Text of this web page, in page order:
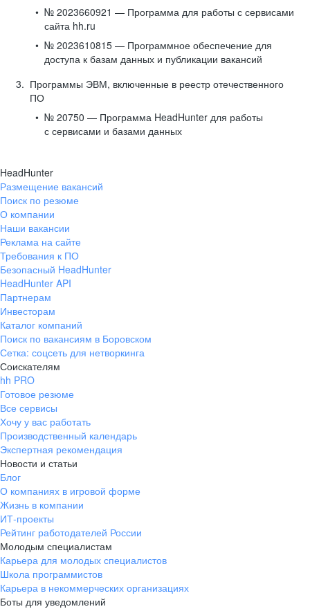
№ 2023660921 — Программа для работы с сервисами
сайта hh.ru
№ 2023610815 — Программное обеспечение для
доступа к базам данных и публикации вакансий
Программы ЭВМ, включенные в реестр отечественного
ПО
№ 20750 — Программа HeadHunter для работы
с сервисами и базами данных
HeadHunter
Размещение вакансий
Поиск по резюме
О компании
Наши вакансии
Реклама на сайте
Требования к ПО
Безопасный HeadHunter
HeadHunter API
Партнерам
Инвесторам
Каталог компаний
Поиск по вакансиям в Боровском
Сетка: соцсеть для нетворкинга
Соискателям
hh PRO
Готовое резюме
Все сервисы
Хочу у вас работать
Производственный календарь
Экспертная рекомендация
Новости и статьи
Блог
О компаниях в игровой форме
Жизнь в компании
ИТ-проекты
Рейтинг работодателей России
Молодым специалистам
Карьера для молодых специалистов
Школа программистов
Карьера в некоммерческих организациях
Боты для уведомлений